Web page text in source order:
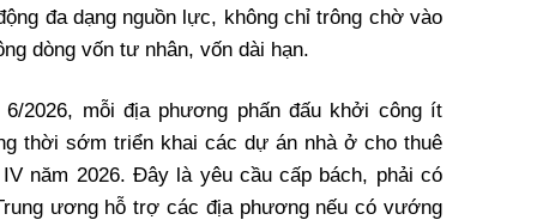
đa dạng nguồn lực, không chỉ trông chờ vào
dòng vốn tư nhân, vốn dài hạn.
2026, mỗi địa phương phấn đấu khởi công ít
thời sớm triển khai các dự án nhà ở cho thuê
năm 2026. Đây là yêu cầu cấp bách, phải có
ương hỗ trợ các địa phương nếu có vướng